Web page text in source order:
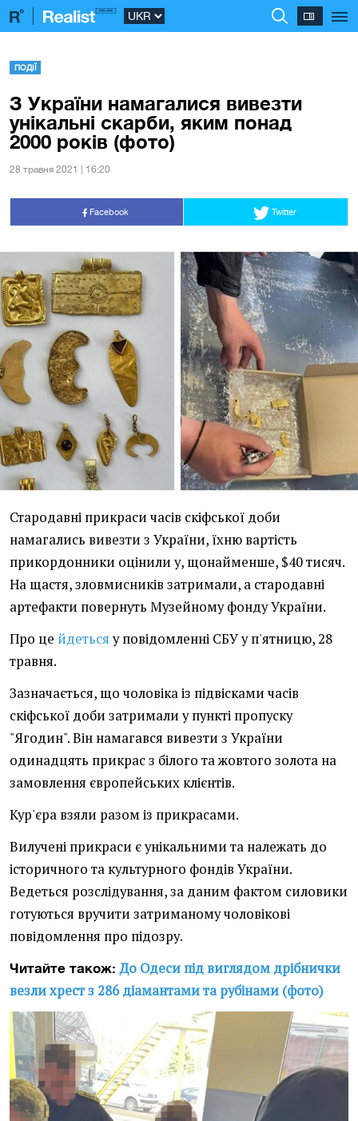
ПОДІЇ
З України намагалися вивезти
унікальні скарби, яким понад
2000 років (фото)
28 травня 2021 | 16:20
Facebook Twitter
Стародавні прикраси часів скіфської доби
намагались вивезти з України, їхню вартість
прикордонники оцінили у, щонайменше, $40 тисяч.
На щастя, зловмисників затримали, а стародавні
артефакти повернуть Музейному фонду України.
Про це йдетьсяу повідомленні СБУ у п'ятницю, 28
травня.
Зазначається, що чоловіка із підвісками часів
скіфської доби затримали у пункті пропуску
"Ягодин". Він намагався вивезти з України
одинадцять прикрас з білого та жовтого золота на
замовлення європейських клієнтів.
Кур'єра взяли разом із прикрасами.
Вилучені прикраси є унікальними та належать до
історичного та культурного фондів України.
Ведеться розслідування, за даним фактом силовики
готуються вручити затриманому чоловікові
повідомлення про підозру.
Читайте також:До Одеси під виглядом дрібнички
везли хрест з 286 діамантами та рубінами (фото)